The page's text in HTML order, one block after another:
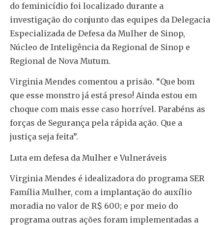
do feminicídio foi localizado durante a
investigação do conjunto das equipes da Delegacia
Especializada de Defesa da Mulher de Sinop,
Núcleo de Inteligência da Regional de Sinop e
Regional de Nova Mutum.
Virginia Mendes comentou a prisão. “Que bom
que esse monstro já está preso! Ainda estou em
choque com mais esse caso horrível. Parabéns as
forças de Segurança pela rápida ação. Que a
justiça seja feita”.
Luta em defesa da Mulher e Vulneráveis
Virginia Mendes é idealizadora do programa SER
Família Mulher, com a implantação do auxílio
moradia no valor de R$ 600; e por meio do
programa outras ações foram implementadas a